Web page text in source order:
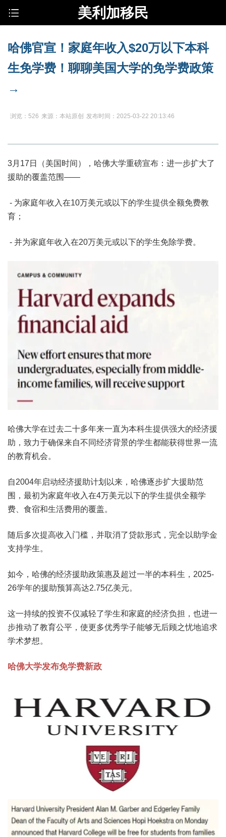
美利加移民
哈佛官宣！家庭年收入$20万以下本科
生免学费！聊聊美国大学的免学费政策
→
浏览：526 来源：本站原创 发布时间：2025-03-22 20:13:46
3月17日（美国时间），哈佛大学重磅宣布：进一步扩大了
援助的覆盖范围——
- 为家庭年收入在10万美元或以下的学生提供全额免费教
育；
- 并为家庭年收入在20万美元或以下的学生免除学费。
哈佛大学在过去二十多年来一直为本科生提供强大的经济援
助，致力于确保来自不同经济背景的学生都能获得世界一流
的教育机会。
自2004年启动经济援助计划以来，哈佛逐步扩大援助范
围，最初为家庭年收入在4万美元以下的学生提供全额学
费、食宿和生活费用的覆盖。
随后多次提高收入门槛，并取消了贷款形式，完全以助学金
支持学生。
如今，哈佛的经济援助政策惠及超过一半的本科生，2025-
26学年的援助预算高达2.75亿美元。
这一持续的投资不仅减轻了学生和家庭的经济负担，也进一
步推动了教育公平，使更多优秀学子能够无后顾之忧地追求
学术梦想。
哈佛大学发布免学费新政